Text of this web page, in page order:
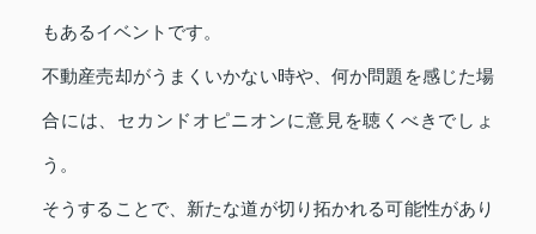
もあるイベントです。
不動産売却がうまくいかない時や、何か問題を感じた場
合には、セカンドオピニオンに意見を聴くべきでしょ
う。
そうすることで、新たな道が切り拓かれる可能性があり